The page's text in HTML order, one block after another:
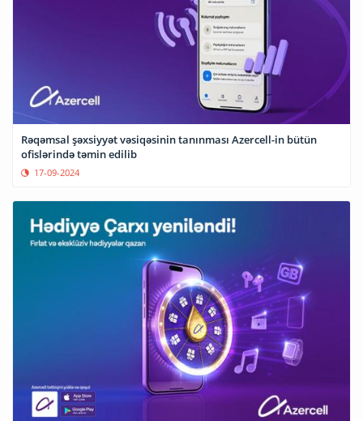
Rəqəmsal şəxsiyyət vəsiqəsinin tanınması Azercell-in bütün
ofislərində təmin edilib
17-09-2024